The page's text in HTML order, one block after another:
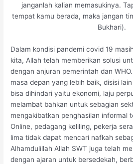
janganlah kalian memasukinya.
tempat kamu berada, maka jangan
Bukhari).
Dalam kondisi pandemi covid 19
kita, Allah telah memberikan solusi
dengan anjuran pemerintah dan
masa depan yang lebih baik, disisi
bisa dihindari yaitu ekonomi, laju
melambat bahkan untuk sebagian
mengakibatkan penghasilan informal
Online, pedagang keliling, pekerja
lima tidak dapat mencari nafkah
Alhamdulillah Allah SWT juga telah
dengan ajaran untuk bersedekah,